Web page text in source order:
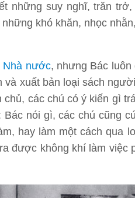
những suy nghĩ, trăn trở,
khó khăn, nhọc
Nhà nước, nhưng Bác luôn
và xuất bản loại sách
chủ, các chú có ý kiến gì
nói gì, các chú cũng
hay làm một cách qua
được không khí làm việc